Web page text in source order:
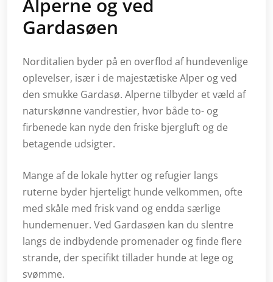
Alperne og ved
Gardasøen
Norditalien byder på en overflod af hundevenlige
oplevelser, især i de majestætiske Alper og ved
den smukke Gardasø. Alperne tilbyder et væld af
naturskønne vandrestier, hvor både to- og
firbenede kan nyde den friske bjergluft og de
betagende udsigter.
Mange af de lokale hytter og refugier langs
ruterne byder hjerteligt hunde velkommen, ofte
med skåle med frisk vand og endda særlige
hundemenuer. Ved Gardasøen kan du slentre
langs de indbydende promenader og finde flere
strande, der specifikt tillader hunde at lege og
svømme.